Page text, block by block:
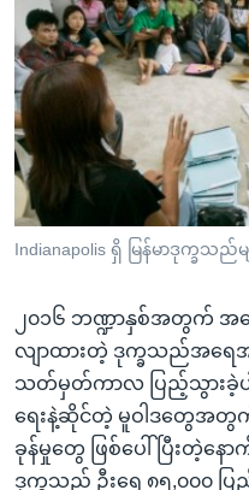
ပင်မ
အ
ညွန်း
စာမျက်နှာ
သို့
ကျော်
ကြည့်
ရှာဖွေ
ရန်
နေရာ
သို့
ကျော်
ရန်
မကြေးမုံရဲ့ အင်္ဂလိပ်စာ
ရုပ်ရှင်ထဲက အင်္ဂလိပ်စာ
သုတပဒေသာ အင်္ဂလိပ်စာ
ရေဒီယို
တီဗွီ
ရေဒီယိုနှင့်ရုပ်သံ အချက်အလ
ရေဒီယို/တီဗွီအစီအစဉ်
Learning English
ဗွီအိုအေ လူမှုကွန်ယက်များ
ဘာသာစကားများ
Indianapolis ရှိ မြန်မာဒုက္ခသ
၂၀၁၆ ဘဏ္ဍာနှစ်အတွက်
လျာထားတဲ့ ဒုက္ခသည်အရေ
သတ်မှတ်ကာလ ပြည့်သွား
ရေးနဲ့ဆိုင်တဲ့ မူဝါဒတွေအတွက်
ခုန်မှုတွေ ဖြစ်ပေါ်ပြီးတဲ့န
ဒုက္ခသည် ဦးရေ ၈၅,၀၀၀